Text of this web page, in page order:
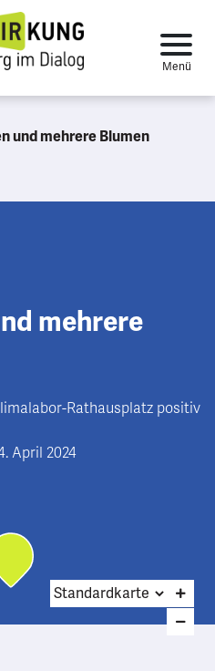
und mehrere Blumen
mehrere
Rathausplatz positiv
April 2024